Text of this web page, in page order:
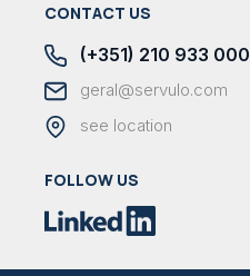
CONTACT US
(+351) 210 933 000
geral@servulo.com
see location
FOLLOW US